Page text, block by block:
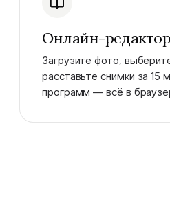
Онлайн-редактор
Загрузите фото,
расставьте снимки за 15
программ — всё в